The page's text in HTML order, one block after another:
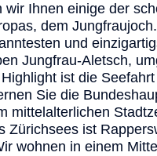
wir Ihnen einige der
dem
und
Jungfrau-Aletsch,
ist die
Sie die
mittelalterlichen
Zürichsees ist
wohnen in einem